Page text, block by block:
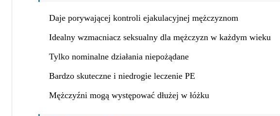
Daje porywającej kontroli ejakulacyjnej mężczyznom
Idealny wzmacniacz seksualny dla mężczyzn w każdym wieku
Tylko nominalne działania niepożądane
Bardzo skuteczne i niedrogie leczenie PE
Mężczyźni mogą występować dłużej w łóżku